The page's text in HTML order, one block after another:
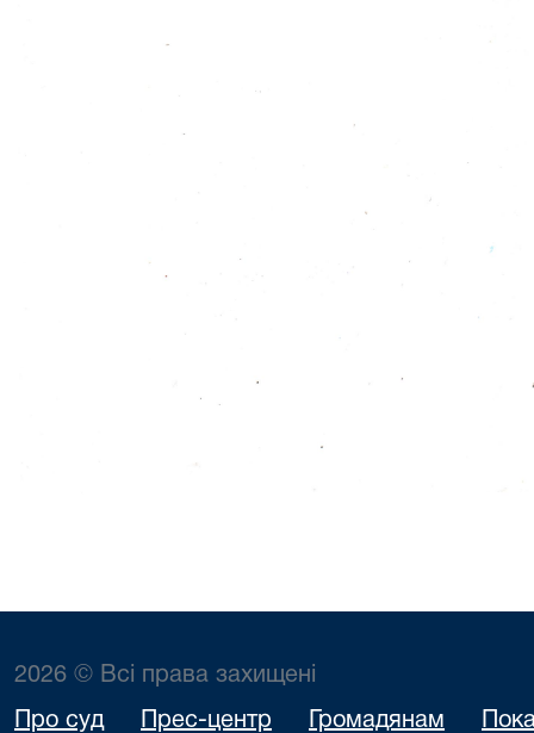
2026 © Всі права захищені
Про суд Прес-центр Громадянам